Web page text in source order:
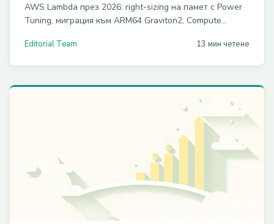
AWS Lambda през 2026: right-sizing на памет с Power
Tuning, миграция към ARM64 Graviton2, Compute
Logs. С работещи Terraform примери.
Editorial Team 13 мин четене